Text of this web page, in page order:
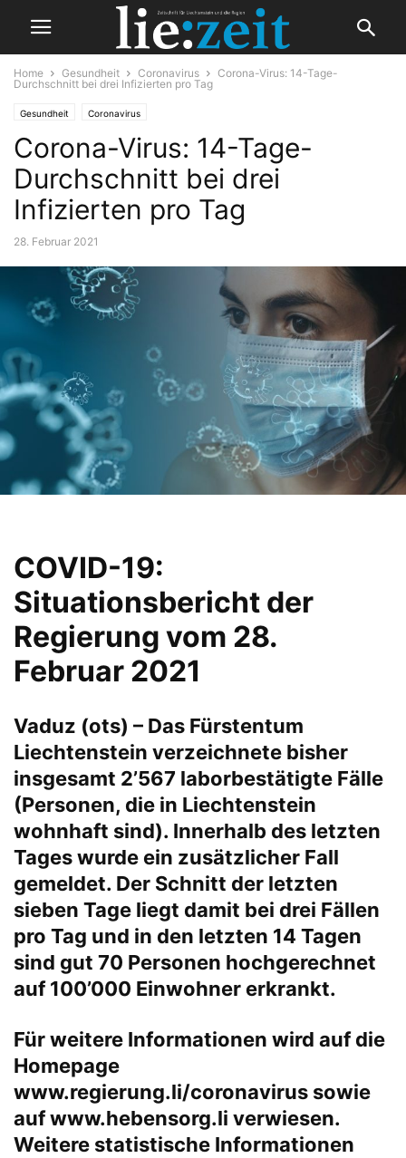
Home Gesundheit Coronavirus
Corona-Virus: 14-Tage-
Durchschnitt bei drei Infizierten pro Tag
Gesundheit Coronavirus
Corona-Virus: 14-Tage-
Durchschnitt bei drei
Infizierten pro Tag
28. Februar 2021
COVID-19:
Situationsbericht der
Regierung vom 28.
Februar 2021
Vaduz (ots) – Das Fürstentum
Liechtenstein verzeichnete bisher
insgesamt 2’567 laborbestätigte Fälle
(Personen, die in Liechtenstein
wohnhaft sind). Innerhalb des letzten
Tages wurde ein zusätzlicher Fall
gemeldet. Der Schnitt der letzten
sieben Tage liegt damit bei drei Fällen
pro Tag und in den letzten 14 Tagen
sind gut 70 Personen hochgerechnet
auf 100’000 Einwohner erkrankt.
Für weitere Informationen wird auf die
Homepage
www.regierung.li/coronavirus sowie
aufwww.hebensorg.li verwiesen.
Weitere statistische Informationen